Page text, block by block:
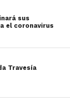
sus
el coronavirus
Travesía